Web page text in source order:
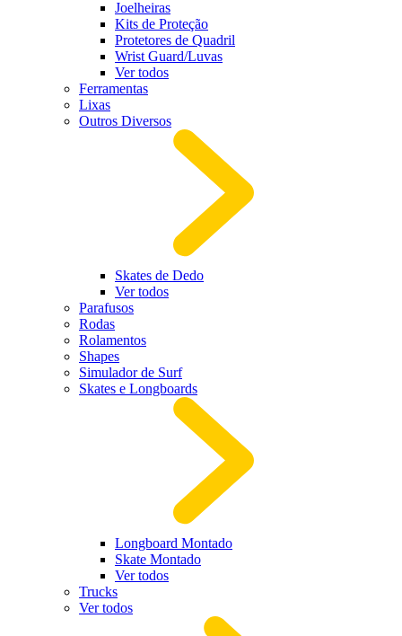
Joelheiras
Kits de Proteção
Protetores de Quadril
Wrist Guard/Luvas
Ver todos
Ferramentas
Lixas
Outros Diversos
Skates de Dedo
Ver todos
Parafusos
Rodas
Rolamentos
Shapes
Simulador de Surf
Skates e Longboards
Longboard Montado
Skate Montado
Ver todos
Trucks
Ver todos